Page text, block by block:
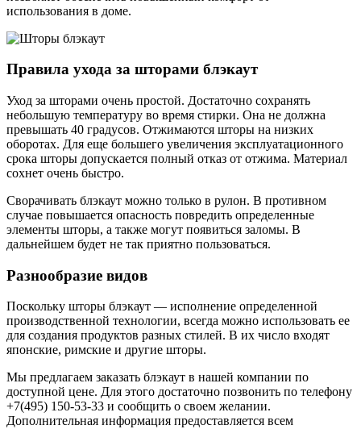
использования в доме.
Правила ухода за шторами блэкаут
Уход за шторами очень простой. Достаточно сохранять
небольшую температуру во время стирки. Она не должна
превышать 40 градусов. Отжимаются шторы на низких
оборотах. Для еще большего увеличения эксплуатационного
срока шторы допускается полный отказ от отжима. Материал
сохнет очень быстро.
Сворачивать блэкаут можно только в рулон. В противном
случае повышается опасность повредить определенные
элементы шторы, а также могут появиться заломы. В
дальнейшем будет не так приятно пользоваться.
Разнообразие видов
Поскольку шторы блэкаут — исполнение определенной
производственной технологии, всегда можно использовать ее
для создания продуктов разных стилей. В их число входят
японские, римские и другие шторы.
Мы предлагаем заказать блэкаут в нашей компании по
доступной цене. Для этого достаточно позвонить по телефону
+7(495) 150-53-33 и сообщить о своем желании.
Дополнительная информация предоставляется всем